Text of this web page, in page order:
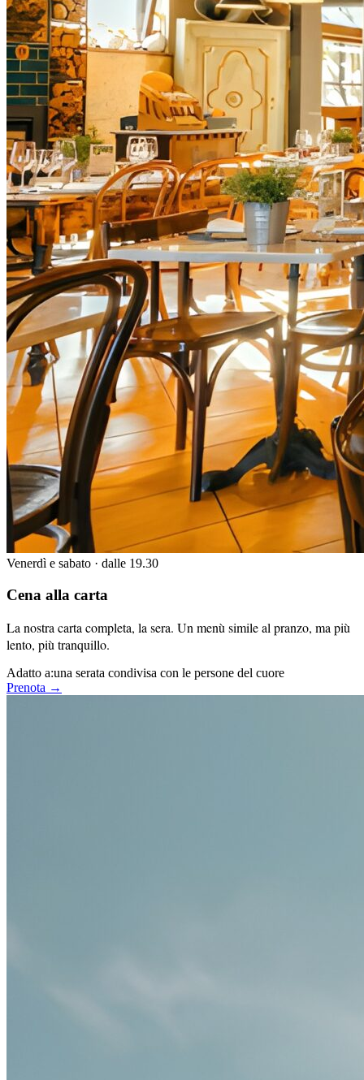
Venerdì e sabato · dalle 19.30
Cena alla carta
La nostra carta completa, la sera. Un menù simile al pranzo, ma più
lento, più tranquillo.
Adatto a:una serata condivisa con le persone del cuore
Prenota →